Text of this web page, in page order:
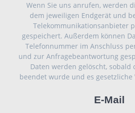
Wenn Sie uns anrufen, werden
dem jeweiligen Endgerät und
Telekommunikationsanbieter
gespeichert. Außerdem können
Telefonnummer im Anschluss
und zur Anfragebeantwortung
Daten werden gelöscht, sobald
beendet wurde und es
E-Mail